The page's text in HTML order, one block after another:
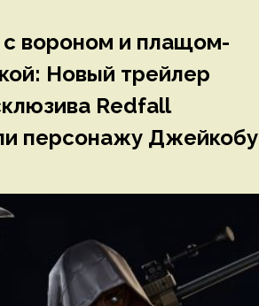
вороном и плащом-
Новый трейлер
Redfall
персонажу Джейкобу